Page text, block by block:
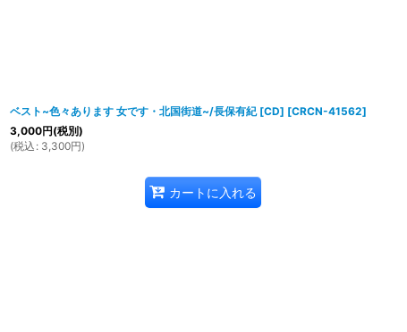
ベスト~色々あります 女です・北国街道~/長保有紀 [CD] [CRCN-41562]
3,000円(税別)
(税込 : 3,300円)
カートに入れる